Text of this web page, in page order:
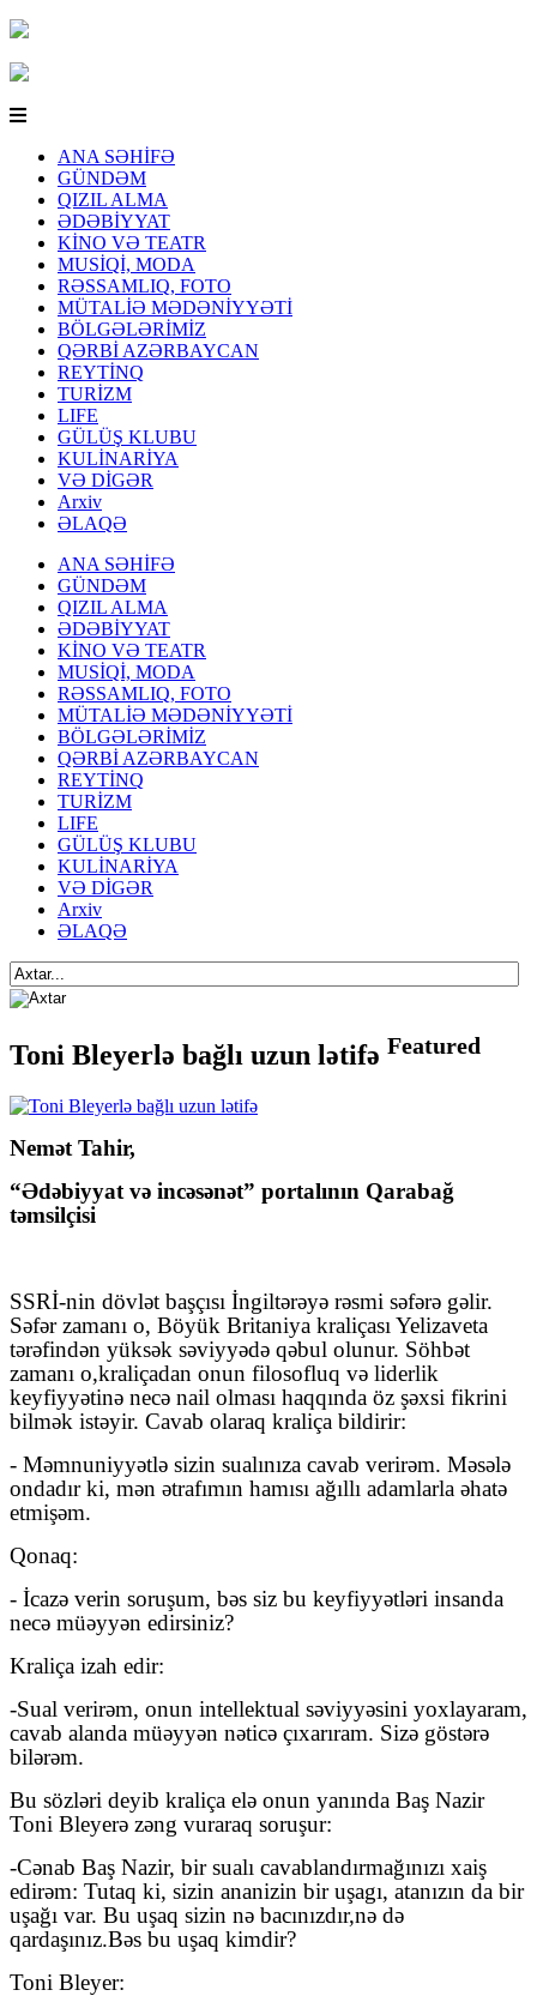
ANA SƏHİFƏ
GÜNDƏM
QIZIL ALMA
ƏDƏBİYYAT
KİNO VƏ TEATR
MUSİQİ, MODA
RƏSSAMLIQ, FOTO
MÜTALİƏ MƏDƏNİYYƏTİ
BÖLGƏLƏRİMİZ
QƏRBİ AZƏRBAYCAN
REYTİNQ
TURİZM
LIFE
GÜLÜŞ KLUBU
KULİNARİYA
VƏ DİGƏR
Arxiv
ƏLAQƏ
ANA SƏHİFƏ
GÜNDƏM
QIZIL ALMA
ƏDƏBİYYAT
KİNO VƏ TEATR
MUSİQİ, MODA
RƏSSAMLIQ, FOTO
MÜTALİƏ MƏDƏNİYYƏTİ
BÖLGƏLƏRİMİZ
QƏRBİ AZƏRBAYCAN
REYTİNQ
TURİZM
LIFE
GÜLÜŞ KLUBU
KULİNARİYA
VƏ DİGƏR
Arxiv
ƏLAQƏ
Toni Bleyerlə bağlı uzun lətifə Featured
Nemət Tahir,
“Ədəbiyyat və incəsənət” portalının Qarabağ
təmsilçisi
SSRİ-nin dövlət başçısı İngiltərəyə rəsmi səfərə gəlir.
Səfər zamanı o, Böyük Britaniya kraliçası Yelizaveta
tərəfindən yüksək səviyyədə qəbul olunur. Söhbət
zamanı o,kraliçadan onun filosofluq və liderlik
keyfiyyətinə necə nail olması haqqında öz şəxsi fikrini
bilmək istəyir. Cavab olaraq kraliça bildirir:
- Məmnuniyyətlə sizin sualınıza cavab verirəm. Məsələ
ondadır ki, mən ətrafımın hamısı ağıllı adamlarla əhatə
etmişəm.
Qonaq:
- İcazə verin soruşum, bəs siz bu keyfiyyətləri insanda
necə müəyyən edirsiniz?
Kraliça izah edir:
-Sual verirəm, onun intellektual səviyyəsini yoxlayaram,
cavab alanda müəyyən nəticə çıxarıram. Sizə göstərə
bilərəm.
Bu sözləri deyib kraliça elə onun yanında Baş Nazir
Toni Bleyerə zəng vuraraq soruşur:
-Cənab Baş Nazir, bir sualı cavablandırmağınızı xaiş
edirəm: Tutaq ki, sizin ananizin bir uşagı, atanızın da bir
uşağı var. Bu uşaq sizin nə bacınızdır,nə də
qardaşınız.Bəs bu uşaq kimdir?
Toni Bleyer: